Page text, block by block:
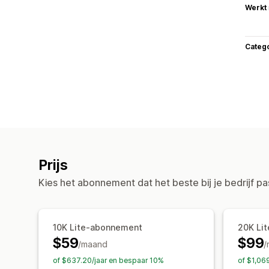
Werkt
Prijs
Kies het abonnement dat het beste bij je bedrijf
10K Lite-abonnement
$59/maand
of $637.20/jaar en bespaar 10%
20K
$99/
of